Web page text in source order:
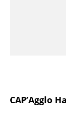
CAP’Agglo